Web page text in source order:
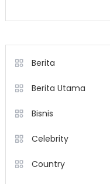
Berita
Berita Utama
Bisnis
Celebrity
Country